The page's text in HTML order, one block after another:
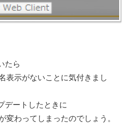
たら
表示がないことに気付きまし
デートしたときに
変わってしまったのでしょう。